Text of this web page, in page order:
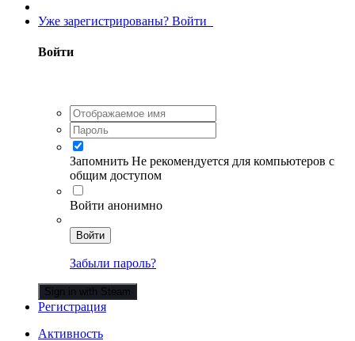
Уже зарегистрированы? Войти
Войти
Запомнить Не рекомендуется для компьютеров с
общим доступом
Войти анонимно
Войти
Забыли пароль?
Sign in with Steam
Регистрация
Активность